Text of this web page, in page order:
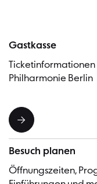
Gastkasse
Philharmonie Berlin
Besuch planen
Öffnungszeiten,